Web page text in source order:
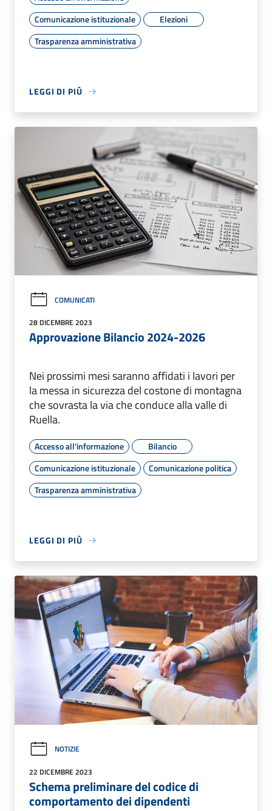
Comunicazione istituzionale
Elezioni
Trasparenza amministrativa
LEGGI DI PIÙ
COMUNICATI
28 DICEMBRE 2023
Approvazione Bilancio 2024-2026
Nei prossimi mesi saranno affidati i lavori per
la messa in sicurezza del costone di montagna
che sovrasta la via che conduce alla valle di
Ruella.
Accesso all'informazione
Bilancio
Comunicazione istituzionale
Comunicazione politica
Trasparenza amministrativa
LEGGI DI PIÙ
NOTIZIE
22 DICEMBRE 2023
Schema preliminare del codice di
comportamento dei dipendenti